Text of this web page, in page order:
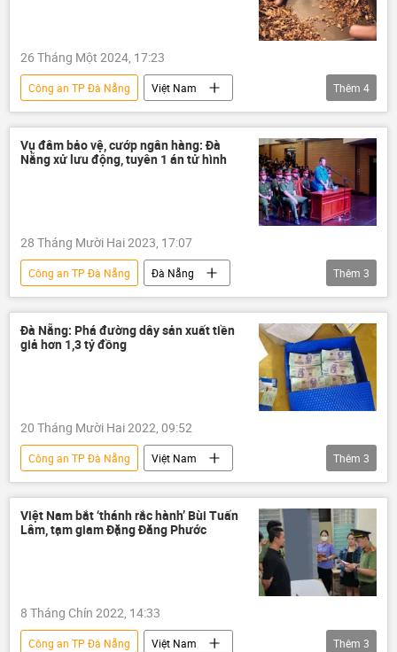
26 Tháng Một 2024, 17:23
Công an TP Đà Nẵng
Việt Nam
mỏ vàng
công an
Đà Nẵng
Quảng Nam
Xã hội
Thêm 4
Vụ đâm bảo vệ, cướp ngân hàng: Đà
Nẵng xử lưu động, tuyên 1 án tử hình
28 Tháng Mười Hai 2023, 17:07
Công an TP Đà Nẵng
Đà Nẵng
Pháp luật
hình phạt tử hình
Xã hội
cướp ngân hàng
Thêm 3
Đà Nẵng: Phá đường dây sản xuất tiền
giả hơn 1,3 tỷ đồng
20 Tháng Mười Hai 2022, 09:52
Công an TP Đà Nẵng
Việt Nam
sản xuất
tiền
Giả mạo
Pháp luật
Thêm 3
Việt Nam bắt ‘thánh rắc hành’ Bùi Tuấn
Lâm, tạm giam Đặng Đăng Phước
8 Tháng Chín 2022, 14:33
Công an TP Đà Nẵng
Việt Nam
Thêm 3